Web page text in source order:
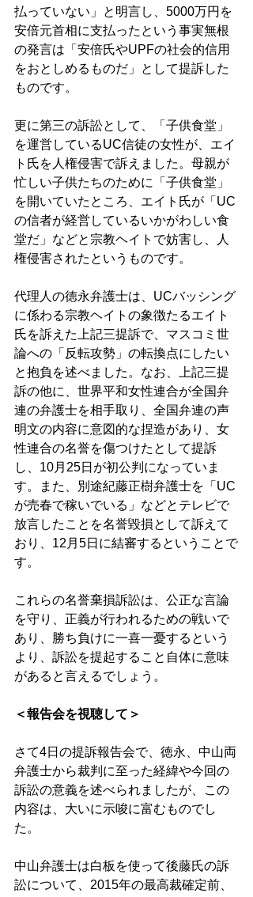
払っていない」と明言し、5000万円を
安倍元首相に支払ったという事実無根
の発言は「安倍氏やUPFの社会的信用
をおとしめるものだ」として提訴した
ものです。
更に第三の訴訟として、「子供食堂」
を運営しているUC信徒の女性が、エイ
ト氏を人権侵害で訴えました。母親が
忙しい子供たちのために「子供食堂」
を開いていたところ、エイト氏が「UC
の信者が経営しているいかがわしい食
堂だ」などと宗教ヘイトで妨害し、人
権侵害されたというものです。
代理人の徳永弁護士は、UCバッシング
に係わる宗教ヘイトの象徴たるエイト
氏を訴えた上記三提訴で、マスコミ世
論への「反転攻勢」の転換点にしたい
と抱負を述べました。なお、上記三提
訴の他に、世界平和女性連合が全国弁
連の弁護士を相手取り、全国弁連の声
明文の内容に意図的な捏造があり、女
性連合の名誉を傷つけたとして提訴
し、10月25日が初公判になっていま
す。また、別途紀藤正樹弁護士を「UC
が売春で稼いでいる」などとテレビで
放言したことを名誉毀損として訴えて
おり、12月5日に結審するということで
す。
これらの名誉棄損訴訟は、公正な言論
を守り、正義が行われるための戦いで
あり、勝ち負けに一喜一憂するという
より、訴訟を提起すること自体に意味
があると言えるでしょう。
＜報告会を視聴して＞
さて4日の提訴報告会で、徳永、中山両
弁護士から裁判に至った経緯や今回の
訴訟の意義を述べられましたが、この
内容は、大いに示唆に富むものでし
た。
中山弁護士は白板を使って後藤氏の訴
訟について、2015年の最高裁確定前、